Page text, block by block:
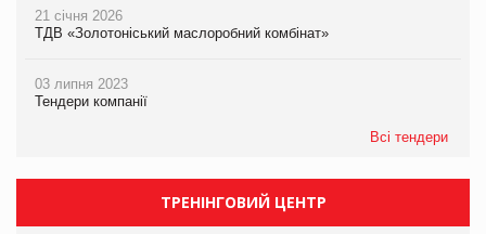
21 січня 2026
ТДВ «Золотоніський маслоробний комбінат»
03 липня 2023
Тендери компанії
Всі тендери
ТРЕНІНГОВИЙ ЦЕНТР